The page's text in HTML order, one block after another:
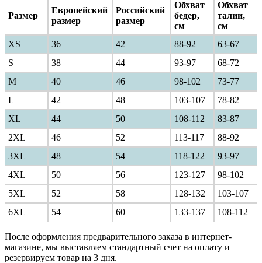
Размер
Европейский
размер
Российский
размер
Обхват
бедер,
см
Обхват
талии,
см
XS
36 42 88-92
63-67
S
38 44 93-97
68-72
M
40 46 98-102
73-77
L
42 48 103-107
78-82
XL
44 50 108-112
83-87
2XL
46 52 113-117
88-92
3XL
48 54 118-122
93-97
4XL
50 56 123-127
98-102
5XL
52 58 128-132
103-107
6XL
54 60 133-137 108-112
После оформления предварительного заказа в интернет-
магазине, мы выставляем стандартный счет на оплату и
резервируем товар на 3 дня.